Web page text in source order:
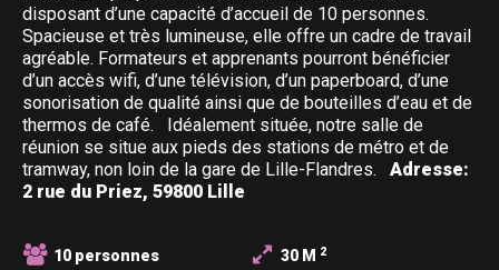
disposant d’une capacité d’accueil de 10 personnes.
Spacieuse et très lumineuse, elle offre un cadre de travail
agréable. Formateurs et apprenants pourront bénéficier
d’un accès wifi, d’une télévision, d’un paperboard, d’une
sonorisation de qualité ainsi que de bouteilles d’eau et de
thermos de café. Idéalement située, notre salle de
réunion se situe aux pieds des stations de métro et de
tramway, non loin de la gare de Lille-Flandres. Adresse:
2 rue du Priez, 59800 Lille
10 personnes 30 M 2